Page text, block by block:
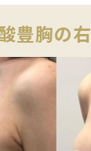
豊胸の